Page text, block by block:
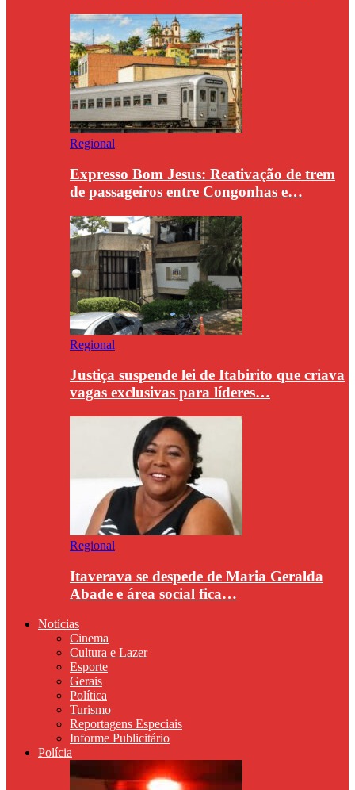
Regional
Expresso Bom Jesus: Reativação de trem
de passageiros entre Congonhas e…
Regional
Justiça suspende lei de Itabirito que criava
vagas exclusivas para líderes…
Regional
Itaverava se despede de Maria Geralda
Abade e área social fica…
Notícias
Cinema
Cultura e Lazer
Esporte
Gerais
Política
Turismo
Reportagens Especiais
Informe Publicitário
Polícia